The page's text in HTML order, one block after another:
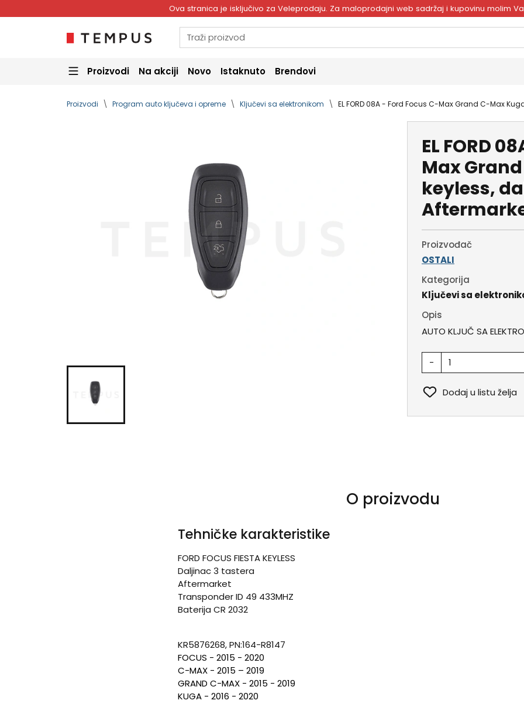
Ova stranica je isključivo za Veleprodaju. Za maloprodajni web sadržaj i kupovinu molim
Proizvodi Na akciji Novo Istaknuto Brendovi
Proizvodi Program auto ključeva i opreme Ključevi sa elektronikom EL FORD 08A - Ford Focus C-Max Grand C-Max
EL FORD
Max
keyless,
Proizvođač
OSTALI
Kategorija
Ključevi sa
Opis
AUTO KLJUČ SA
-
Dodaj u listu želja
O proizvodu
Tehničke karakteristike
FORD FOCUS FIESTA KEYLESS
Daljinac 3 tastera
Aftermarket
Transponder ID 49 433MHZ
Baterija CR 2032
KR5876268, PN:164-R8147
FOCUS - 2015 - 2020
C-MAX - 2015 – 2019
GRAND C-MAX - 2015 - 2019
KUGA - 2016 - 2020